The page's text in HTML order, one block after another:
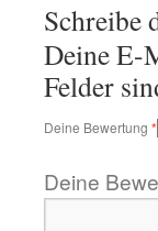
Schreibe
Deine E-
Felder
Deine Bewertung *
Deine